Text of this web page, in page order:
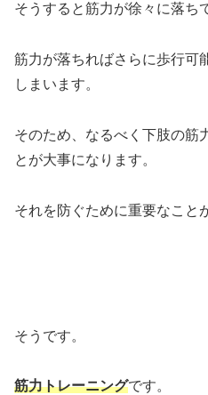
そうすると筋力が徐々に落ち
筋力が落ちればさらに歩行可
しまいます。
そのため、なるべく下肢の筋
とが大事になります。
それを防ぐために重要なこと
そうです。
筋力トレーニングです。